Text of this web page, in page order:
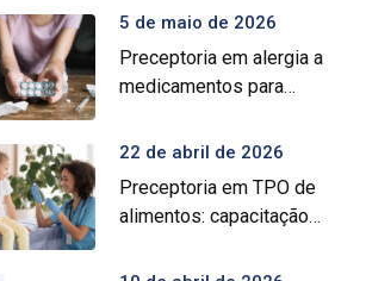
5 de maio de 2026
Preceptoria em alergia a
medicamentos para
especializada
22 de abril de 2026
Preceptoria em TPO de
alimentos: capacitação